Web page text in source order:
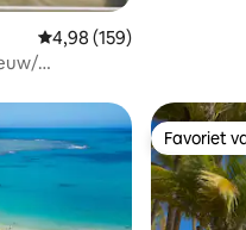
Gemiddelde beoordeling
4,98 (159)
Favoriet
Favoriet